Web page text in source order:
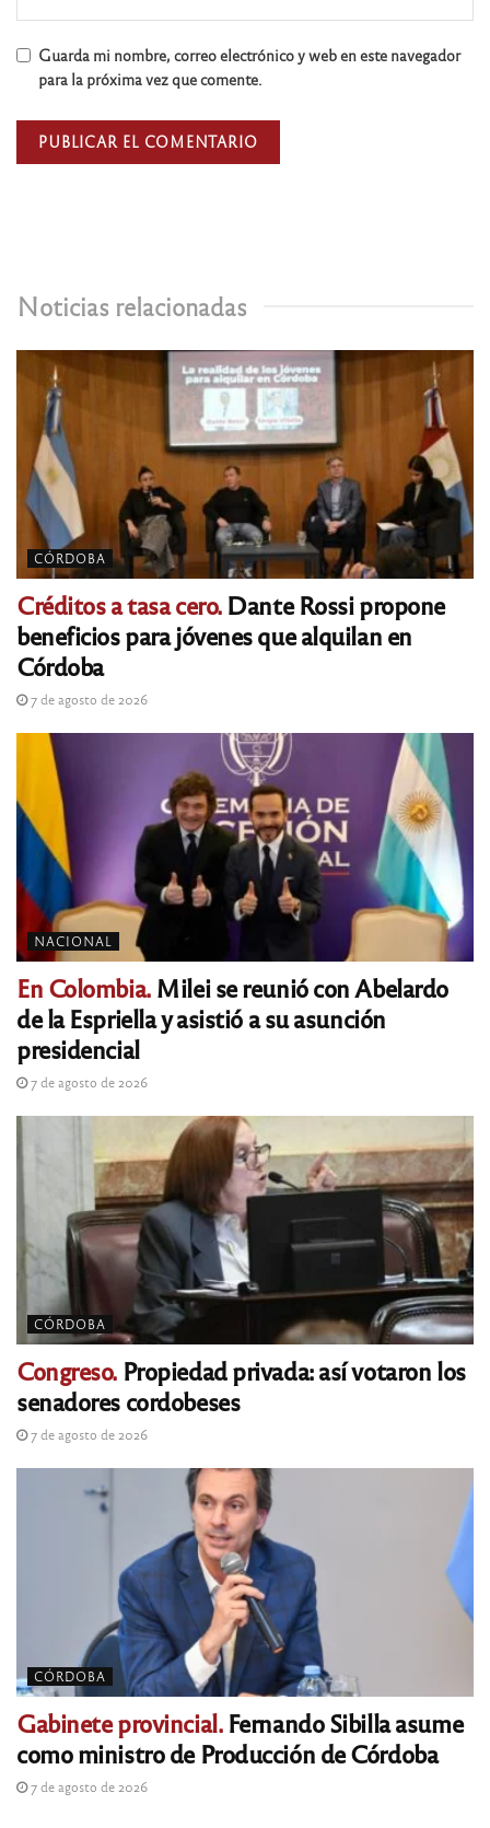
Noticias relacionadas
CÓRDOBA
Créditos a tasa cero.Dante Rossi propone
beneficios para jóvenes que alquilan en
Córdoba
7 de agosto de 2026
NACIONAL
En Colombia.Milei se reunió con Abelardo
de la Espriella y asistió a su asunción
presidencial
7 de agosto de 2026
CÓRDOBA
Congreso. Propiedad privada: así votaron los
senadores cordobeses
7 de agosto de 2026
CÓRDOBA
Gabinete provincial.Fernando Sibilla asume
como ministro de Producción de Córdoba
7 de agosto de 2026
Guarda mi nombre, correo electrónico y web en este navegador
para la próxima vez que comente.